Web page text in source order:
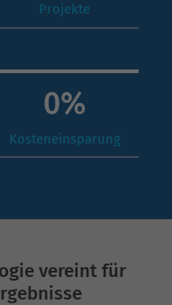
Projekte
0%
Kosteneinsparung
vereint für